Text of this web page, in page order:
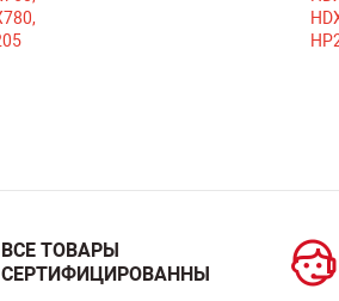
ВСЕ ТОВАРЫ
СЕРТИФИЦИРОВАННЫ